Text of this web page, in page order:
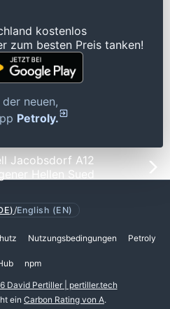
kostenlos
zum besten Preis tanken!
neuen,
Petroly.
Jacobsdorf A12
Hellen Sued
/English (EN)
Nutzungsbedingungen Petroly
npm
David Pertiller | pertiller.tech
ein Carbon Rating von A.